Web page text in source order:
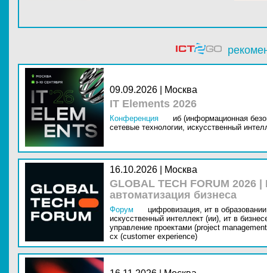
09.09.2026 | Москва
IT Elements 2026
Конференция
иб (информационная
сетевые технологии, искусственный
16.10.2026 | Москва
GLOBAL TECH FORUM
автоматизация бизнеса
Форум цифровизация, ит в
искусственный интеллект (ии), ит в
управление проектами (project
cx (customer experience)